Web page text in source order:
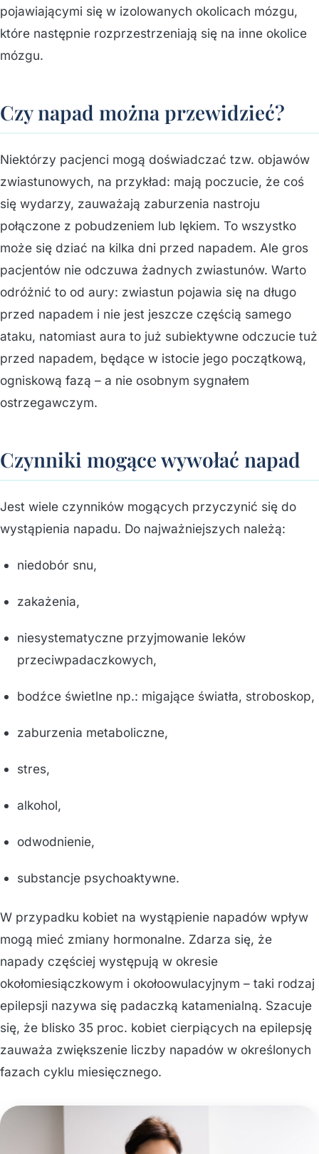
pojawiającymi się w izolowanych okolicach mózgu,
które następnie rozprzestrzeniają się na inne okolice
mózgu.
Czy napad można przewidzieć?
Niektórzy pacjenci mogą doświadczać tzw. objawów
zwiastunowych, na przykład: mają poczucie, że coś
się wydarzy, zauważają zaburzenia nastroju
połączone z pobudzeniem lub lękiem. To wszystko
może się dziać na kilka dni przed napadem. Ale gros
pacjentów nie odczuwa żadnych zwiastunów. Warto
odróżnić to od aury: zwiastun pojawia się na długo
przed napadem i nie jest jeszcze częścią samego
ataku, natomiast aura to już subiektywne odczucie tuż
przed napadem, będące w istocie jego początkową,
ogniskową fazą – a nie osobnym sygnałem
ostrzegawczym.
Czynniki mogące wywołać napad
Jest wiele czynników mogących przyczynić się do
wystąpienia napadu. Do najważniejszych należą:
niedobór snu,
zakażenia,
niesystematyczne przyjmowanie leków
przeciwpadaczkowych,
bodźce świetlne np.: migające światła, stroboskop,
zaburzenia metaboliczne,
stres,
alkohol,
odwodnienie,
substancje psychoaktywne.
W przypadku kobiet na wystąpienie napadów wpływ
mogą mieć zmiany hormonalne. Zdarza się, że
napady częściej występują w okresie
okołomiesiączkowym i okołoowulacyjnym – taki rodzaj
epilepsji nazywa się padaczką katamenialną. Szacuje
się, że blisko 35 proc. kobiet cierpiących na epilepsję
zauważa zwiększenie liczby napadów w określonych
fazach cyklu miesięcznego.